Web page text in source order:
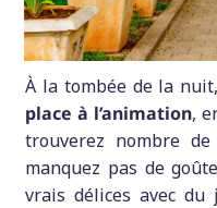
À la tombée de la nuit,
place à l’animation,
trouverez nombre de
manquez pas de
vrais délices avec